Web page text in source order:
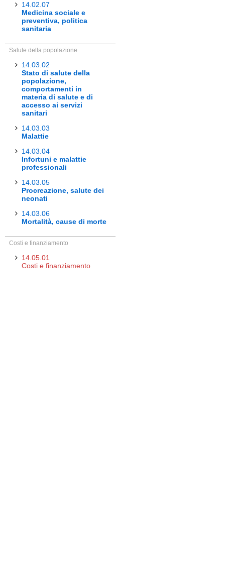
14.02.07
Medicina sociale e
preventiva, politica
sanitaria
Salute della popolazione
14.03.02
Stato di salute della
popolazione,
comportamenti in
materia di salute e di
accesso ai servizi
sanitari
14.03.03
Malattie
14.03.04
Infortuni e malattie
professionali
14.03.05
Procreazione, salute dei
neonati
14.03.06
Mortalità, cause di morte
Costi e finanziamento
14.05.01
Costi e finanziamento